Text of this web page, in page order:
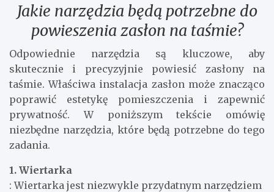
Jakie narzędzia będą potrzebne do
powieszenia zasłon na taśmie?
Odpowiednie narzędzia są kluczowe, aby
skutecznie i precyzyjnie powiesić zasłony na
taśmie. Właściwa instalacja zasłon może znacząco
poprawić estetykę pomieszczenia i zapewnić
prywatność. W poniższym tekście omówię
niezbędne narzędzia, które będą potrzebne do tego
zadania.
1. Wiertarka
: Wiertarka jest niezwykle przydatnym narzędziem